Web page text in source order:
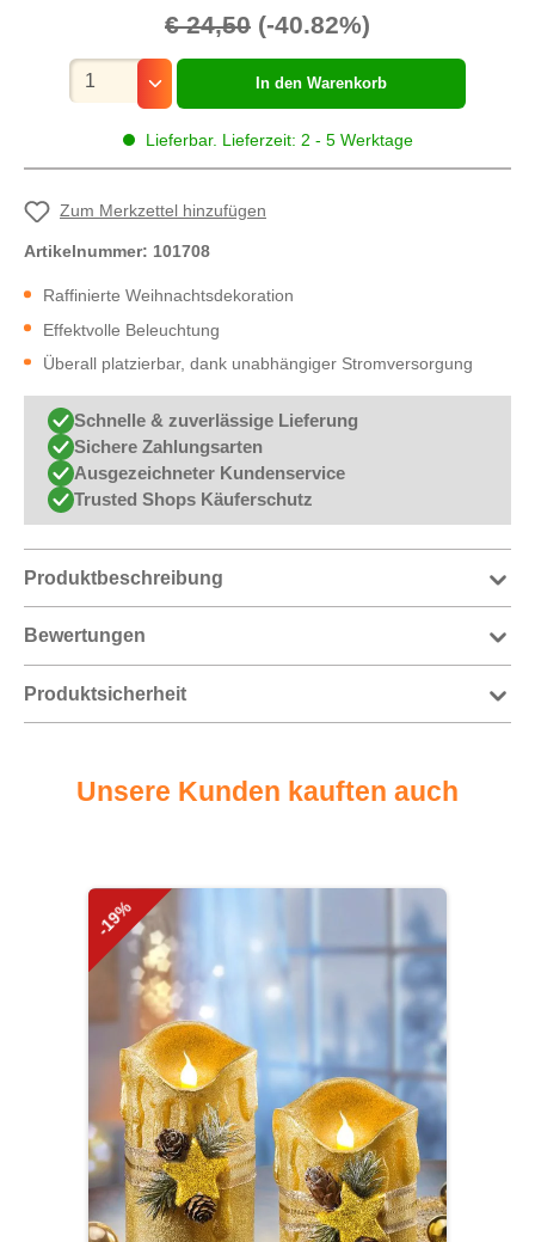
€ 24,50 (-40.82%)
Lieferbar. Lieferzeit: 2 - 5 Werktage
Mengenauswahl
In den Warenkorb
Zum Merkzettel hinzufügen
Artikelnummer: 101708
Raffinierte Weihnachtsdekoration
Effektvolle Beleuchtung
Überall platzierbar, dank unabhängiger Stromversorgung
Schnelle & zuverlässige Lieferung
Sichere Zahlungsarten
Ausgezeichneter Kundenservice
Trusted Shops Käuferschutz
Produktbeschreibung
Bewertungen
Produktsicherheit
Unsere Kunden kauften auch
Produktgalerie überspringen
-19%